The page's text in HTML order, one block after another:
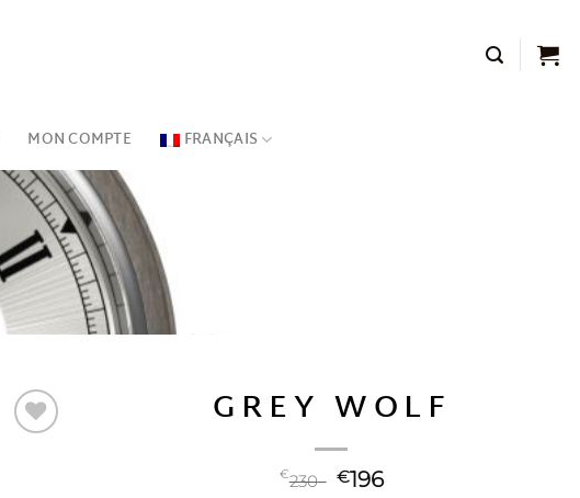
MON COMPTE FRANÇAIS
GREY WOLF
€230 €196